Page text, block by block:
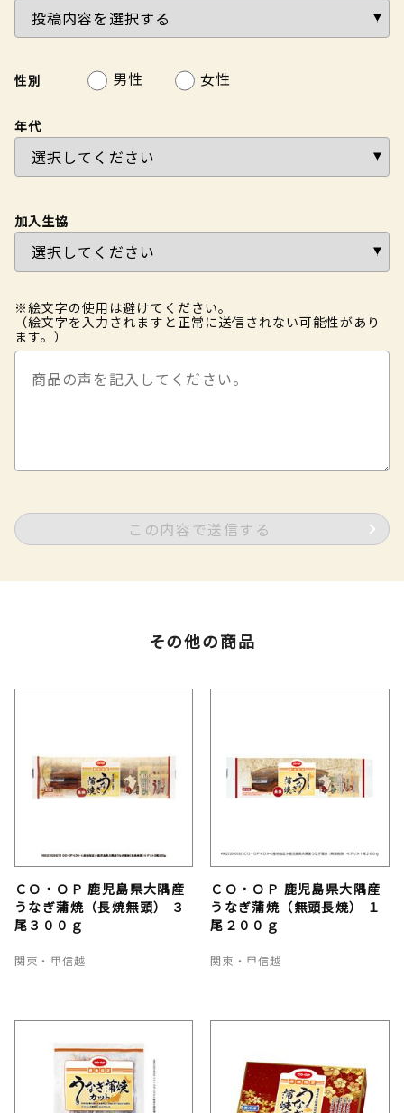
性別 男性 女性
年代
加入生協
※絵文字の使用は避けてください。
（絵文字を入力されますと正常に送信されない可能性があり
ます。）
この内容で送信する
その他の商品
ＣＯ・ＯＰ 鹿児島県大隅産
うなぎ蒲焼（長焼無頭） ３
尾３００ｇ
関東・甲信越
ＣＯ・ＯＰ 鹿児島県大隅産
うなぎ蒲焼（無頭長焼） １
尾２００ｇ
関東・甲信越